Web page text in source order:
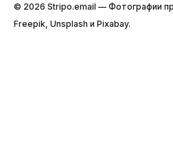
© 2026 Stripо.email — Фотографии
Freepik, Unsplash и Pixabay.